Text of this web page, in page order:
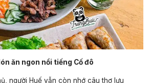
ăn ngon nổi tiếng Cố đô
người Huế vẫn còn nhớ câu thơ lưu